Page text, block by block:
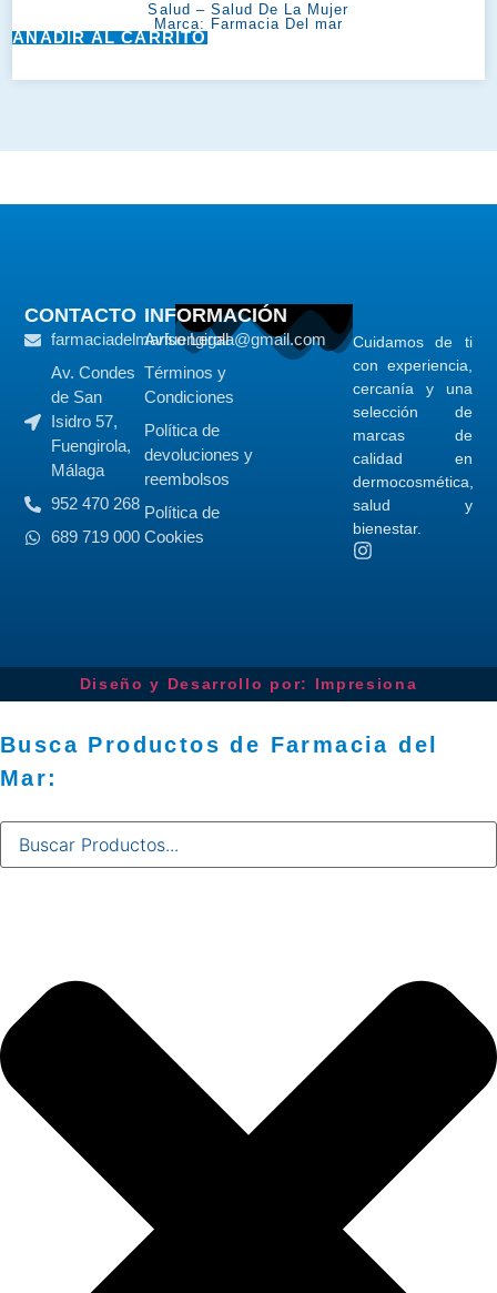
Salud – Salud De La Mujer
Marca: Farmacia Del mar
AÑADIR AL CARRITO
Cuidamos de ti
con experiencia,
cercanía y una
selección de
marcas de
calidad en
dermocosmética,
salud y
bienestar.
CONTACTO
farmaciadelmarfuengirola@gmail.com
Av. Condes
de San
Isidro 57,
Fuengirola,
Málaga
952 470 268
689 719 000
INFORMACIÓN
Aviso Legal
Términos y
Condiciones
Política de
devoluciones y
reembolsos
Política de
Cookies
Diseño y Desarrollo por: Impresiona​
Busca Productos de Farmacia del
Mar: